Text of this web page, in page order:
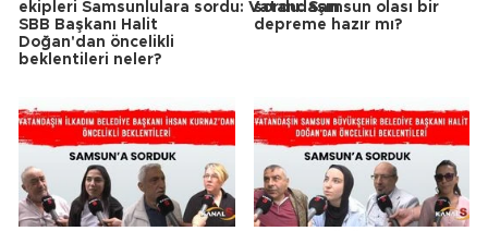
ekipleri Samsunlulara sordu: Vatandaşın
SBB Başkanı Halit
Doğan'dan öncelikli
beklentileri neler?
sordu: Samsun olası bir
depreme hazır mı?